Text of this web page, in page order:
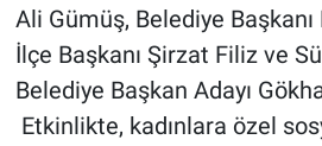
Ali Gümüş, Belediye
İlçe Başkanı Şirzat Filiz ve
Belediye Başkan Adayı
Etkinlikte, kadınlara özel